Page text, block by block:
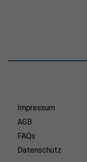
Impressum
AGB
FAQs
Datenschutz